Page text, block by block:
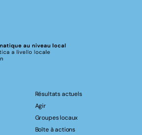
Résultats actuels
Agir
Groupes locaux
Boîte à actions